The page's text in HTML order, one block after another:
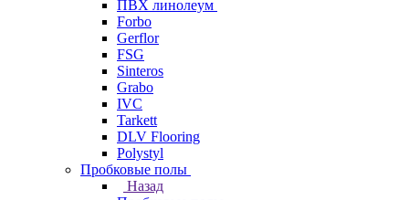
ПВХ линолеум
Forbo
Gerflor
FSG
Sinteros
Grabo
IVC
Tarkett
DLV Flooring
Polystyl
Пробковые полы
Назад